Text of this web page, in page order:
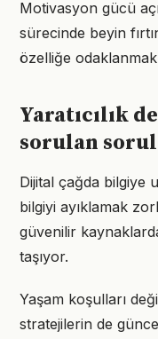
Motivasyon gücü
sürecinde beyin
özelliğe
Yaratıcılık
sorulan
Dijital çağda bilgiye
bilgiyi ayıklamak
güvenilir
taşıyor.
Yaşam koşulları
stratejilerin de